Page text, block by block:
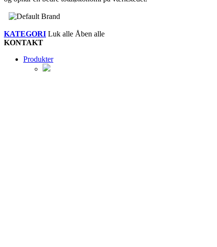
KATEGORI Luk alle Åben alle
KONTAKT
Produkter